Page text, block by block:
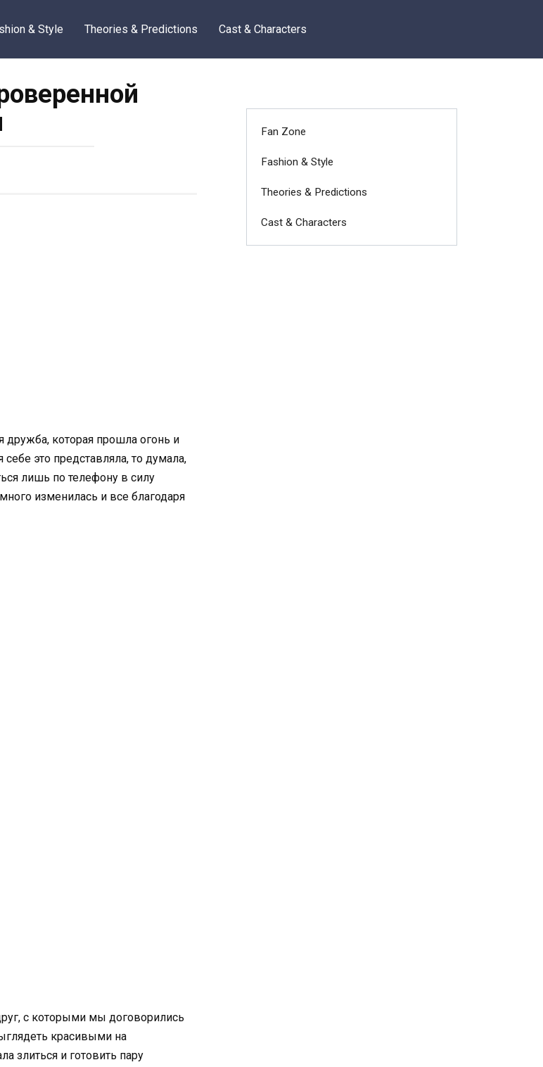
& Style Theories & Predictions Cast & Characters
дружба, которая прошла огонь и
это представляла, то думала,
лишь по телефону в силу
изменилась и все благодаря
с которыми мы договорились
красивыми на
злиться и готовить пару
Fan Zone
Fashion & Style
Theories & Predictions
Cast & Characters